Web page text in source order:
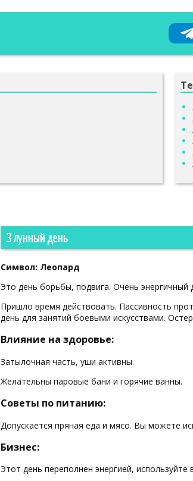
3 лунный день
Символ: Леопард
Это день борьбы, подвига. Очень энергичный
Пришло время действовать. Пассивность
день для занятий боевыми искусствами.
Влияние на здоровье:
Затылочная часть, уши активны.
Желательны паровые бани и горячие ванны.
Советы по питанию:
Допускается пряная еда и мясо. Вы можете
Бизнес:
Этот день переполнен энергией,